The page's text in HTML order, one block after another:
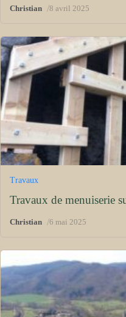
Christian /8 avril 2025
Travaux
Travaux de menuiserie
Christian /6 mai 2025